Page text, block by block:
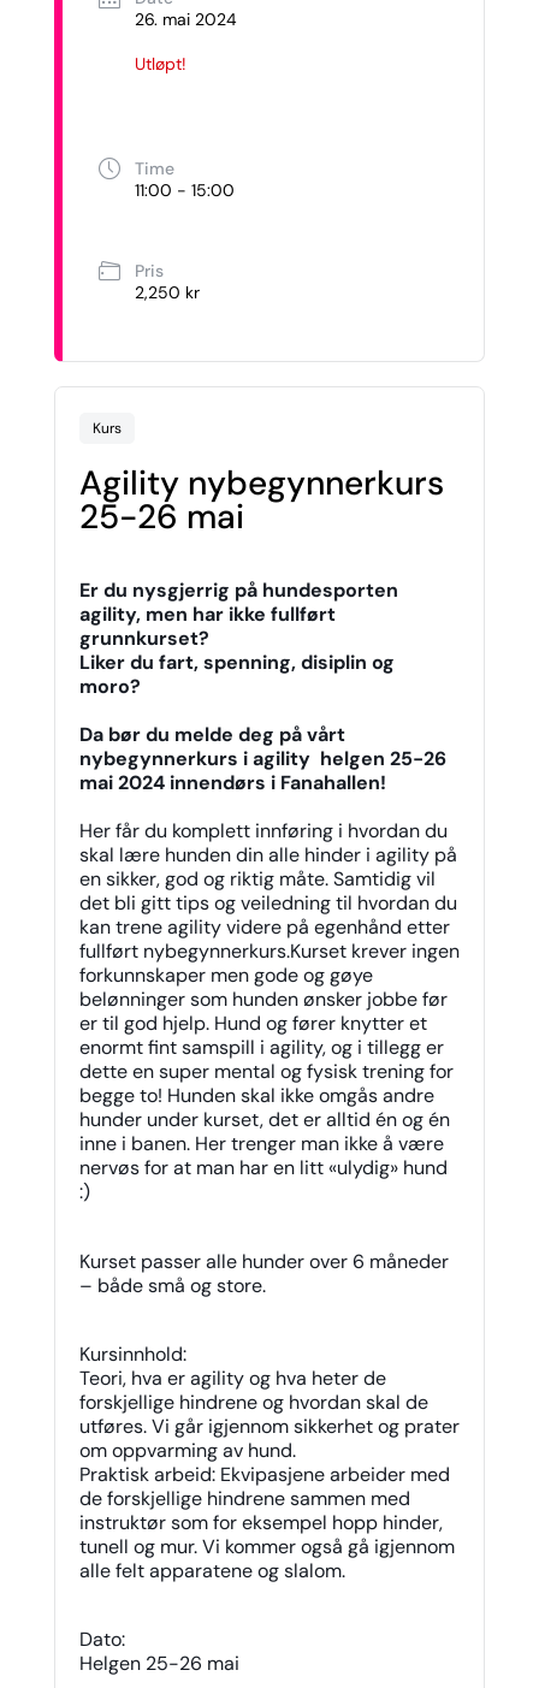
26. mai 2024
Utløpt!
Time
11:00 - 15:00
Pris
2,250 kr
Kurs
Agility nybegynnerkurs
25-26 mai
Er du nysgjerrig på hundesporten
agility, men har ikke fullført
grunnkurset?
Liker du fart, spenning, disiplin og
moro?
Da bør du melde deg på vårt
nybegynnerkurs i agility helgen 25-26
mai 2024 innendørs i Fanahallen!
Her får du komplett innføring i hvordan du
skal lære hunden din alle hinder i agility på
en sikker, god og riktig måte. Samtidig vil
det bli gitt tips og veiledning til hvordan du
kan trene agility videre på egenhånd etter
fullført nybegynnerkurs.Kurset krever ingen
forkunnskaper men gode og gøye
belønninger som hunden ønsker jobbe før
er til god hjelp. Hund og fører knytter et
enormt fint samspill i agility, og i tillegg er
dette en super mental og fysisk trening for
begge to! Hunden skal ikke omgås andre
hunder under kurset, det er alltid én og én
inne i banen. Her trenger man ikke å være
nervøs for at man har en litt «ulydig» hund
:)
Kurset passer alle hunder over 6 måneder
– både små og store.
Kursinnhold:
Teori, hva er agility og hva heter de
forskjellige hindrene og hvordan skal de
utføres. Vi går igjennom sikkerhet og prater
om oppvarming av hund.
Praktisk arbeid: Ekvipasjene arbeider med
de forskjellige hindrene sammen med
instruktør som for eksempel hopp hinder,
tunell og mur. Vi kommer også gå igjennom
alle felt apparatene og slalom.
Dato:
Helgen 25-26 mai